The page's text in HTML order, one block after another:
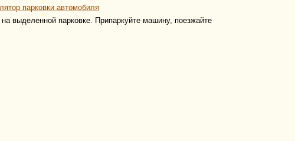
парковки автомобиля
выделенной парковке. Припаркуйте машину, поезжайте